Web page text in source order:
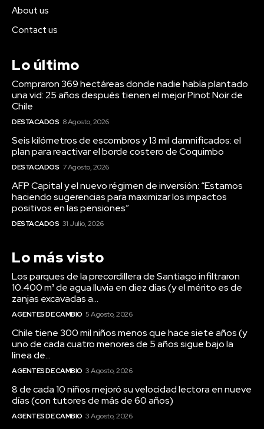
About us
Contact us
Lo último
Compraron 369 hectáreas donde nadie había plantado
una vid: 25 años después tienen el mejor Pinot Noir de
Chile
DESTACADOS 8 Agosto, 2026
Seis kilómetros de escombros y 13 mil damnificados: el
plan para reactivar el borde costero de Coquimbo
DESTACADOS 7 Agosto, 2026
AFP Capital y el nuevo régimen de inversión: “Estamos
haciendo sugerencias para maximizar los impactos
positivos en las pensiones”
DESTACADOS 31 Julio, 2026
Lo más visto
Los parques de la precordillera de Santiago infiltraron
10.400 m³ de agua lluvia en diez días (y el mérito es de
zanjas excavadas a...
AGENTES DE CAMBIO 5 Agosto, 2026
Chile tiene 300 mil niños menos que hace siete años (y
uno de cada cuatro menores de 5 años sigue bajo la
línea de...
AGENTES DE CAMBIO 3 Agosto, 2026
8 de cada 10 niños mejoró su velocidad lectora en nueve
días (con tutores de más de 60 años)
AGENTES DE CAMBIO 3 Agosto, 2026